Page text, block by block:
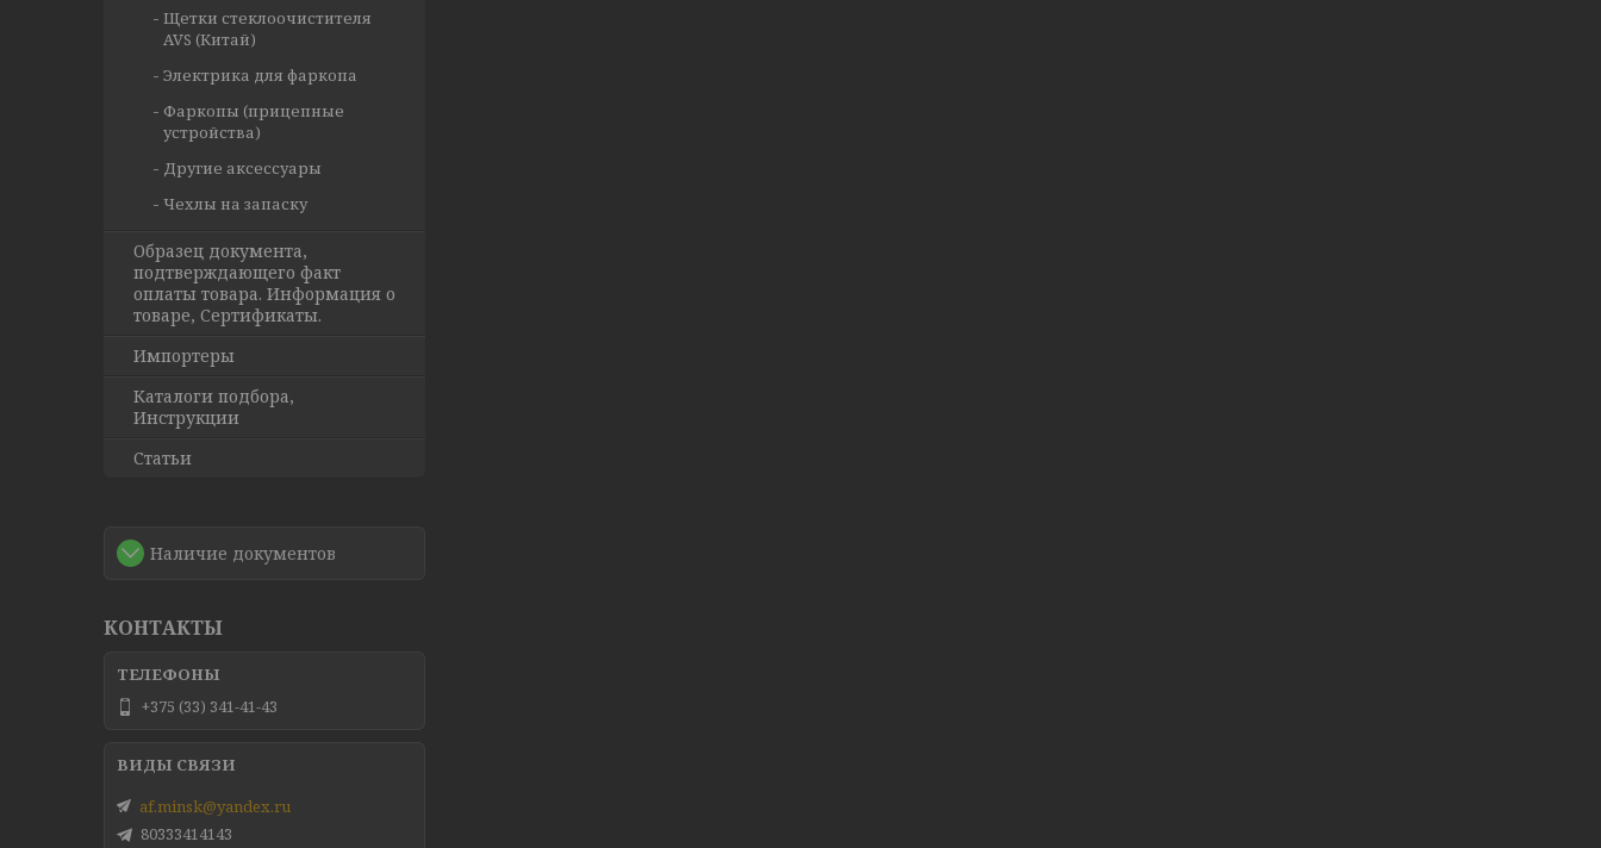
Щетки стеклоочистителя
AVS (Китай)
Электрика для фаркопа
Фаркопы (прицепные
устройства)
Другие аксессуары
Чехлы на запаску
Образец документа,
подтверждающего факт
оплаты товара. Информация о
товаре, Сертификаты.
Импортеры
Каталоги подбора,
Инструкции
Статьи
Наличие документов
КОНТАКТЫ
+375 (33) 341-41-43
af.minsk@yandex.ru
80333414143